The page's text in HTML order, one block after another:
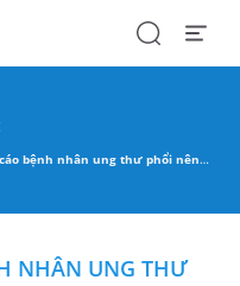
SearchOpen
nhân ung thư phổi nên ăn gì để nâng cao sức khỏe
NHÂN UNG THƯ